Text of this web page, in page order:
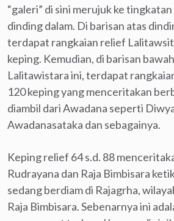
“galeri” di sini merujuk ke
dinding dalam. Di barisan atas
terdapat rangkaian relief
keping. Kemudian, di barisan
Lalitawistara ini, terdapat
120 keping yang menceritakan
diambil dari Awadana seperti
Awadanasataka dan sebagainya.
Keping relief 64 s.d. 88
Rudrayana dan Raja Bimbisara
sedang berdiam di Rajagrha,
Raja Bimbisara. Sebenarnya ini